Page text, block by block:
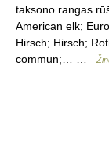
taksono rangas
American elk;
Hirsch; Hirsch;
commun;… …